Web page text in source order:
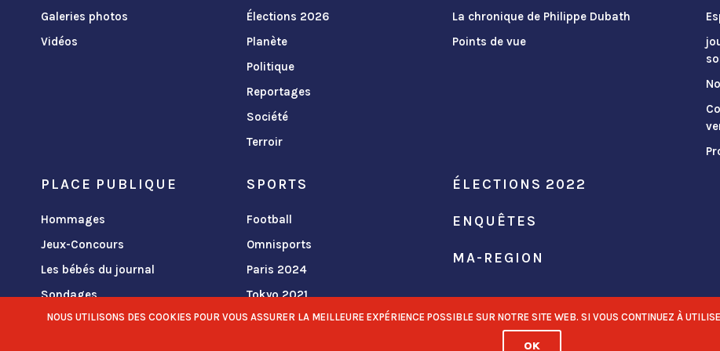
Galeries photos
Vidéos
Élections 2026
Planète
Politique
Reportages
Société
Terroir
La chronique de Philippe Dubath
Points de vue
PLACE PUBLIQUE
Hommages
Jeux-Concours
Les bébés du journal
Sondages
SPORTS
Football
Omnisports
Paris 2024
Tokyo 2021
ÉLECTIONS 2022
ENQUÊTES
MA-REGION
NOUS UTILISONS DES COOKIES POUR VOUS ASSURER LA MEILLEURE EXPÉRIENCE POSSIBLE SUR NOTRE SITE WEB. SI VOUS CONTINUEZ À
OK